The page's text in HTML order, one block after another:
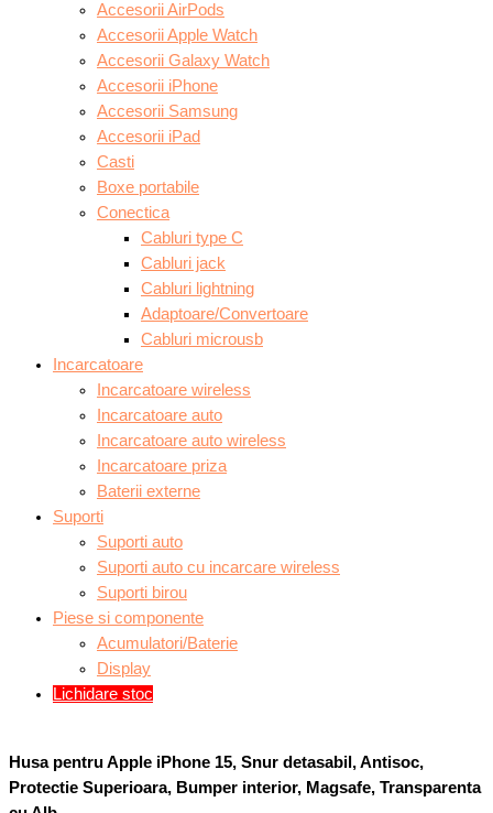
Accesorii AirPods
Accesorii Apple Watch
Accesorii Galaxy Watch
Accesorii iPhone
Accesorii Samsung
Accesorii iPad
Casti
Boxe portabile
Conectica
Cabluri type C
Cabluri jack
Cabluri lightning
Adaptoare/Convertoare
Cabluri microusb
Incarcatoare
Incarcatoare wireless
Incarcatoare auto
Incarcatoare auto wireless
Incarcatoare priza
Baterii externe
Suporti
Suporti auto
Suporti auto cu incarcare wireless
Suporti birou
Piese si componente
Acumulatori/Baterie
Display
Lichidare stoc
Husa pentru Apple iPhone 15, Snur detasabil, Antisoc,
Protectie Superioara, Bumper interior, Magsafe, Transparenta